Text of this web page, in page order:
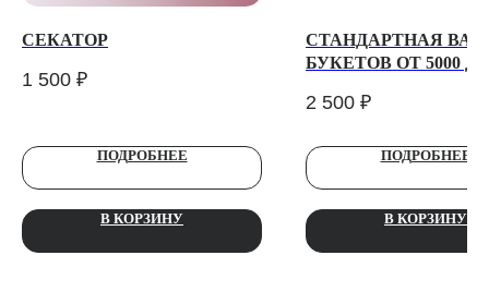
СЕКАТОР
1 500 ₽
ПОДРОБНЕЕ
В КОРЗИНУ
СТАНДАРТНАЯ
БУКЕТОВ ОТ 5000 ДО
2 500 ₽
ПОДРОБНЕЕ
В КОРЗИНУ
2018 - 2025 PLOMBIR FLOWERS
ДОГОВОР ОФЕРТЫ
ИНН 470320429965
ОГРНИП 320470400035500